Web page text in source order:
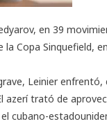
en 39
la Copa Sinquefield,
Leinier enfrentó,
trató de
cubano-